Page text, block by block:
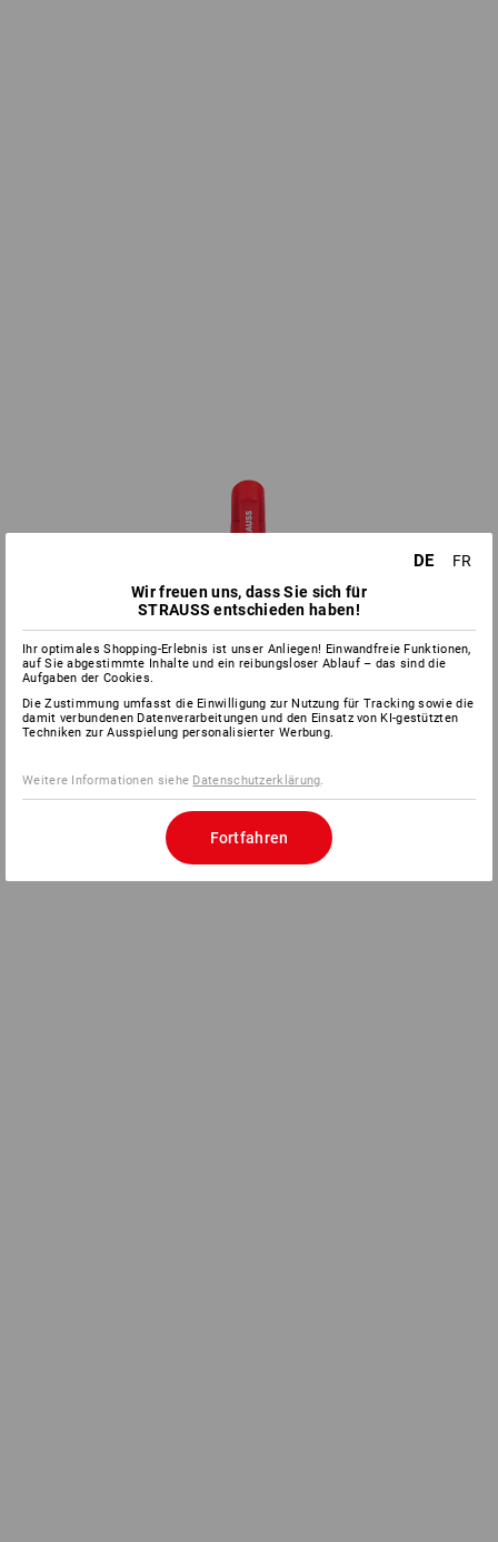
DE
FR
Wir freuen uns, dass Sie sich für
STRAUSS entschieden haben!
Ihr optimales Shopping-Erlebnis ist unser Anliegen! Einwandfreie Funktionen,
auf Sie abgestimmte Inhalte und ein reibungsloser Ablauf – das sind die
Aufgaben der Cookies.
Die Zustimmung umfasst die Einwilligung zur Nutzung für Tracking sowie die
damit verbundenen Datenverarbeitungen und den Einsatz von KI-gestützten
Techniken zur Ausspielung personalisierter Werbung.
Weitere Informationen siehe Datenschutzerklärung
Fortfahren